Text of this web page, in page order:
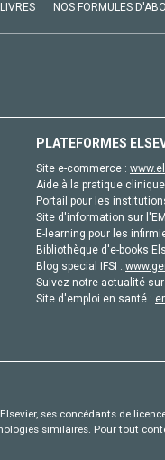
LIVRES NOS FORMULES
PLATEFORMES
Site e-commerce :
Aide à la pratique
Portail pour les
Site d'information sur
E-learning pour les
Bibliothèque d'e-books
Blog special IFSI :
Suivez notre actualité
Site d'emploi en santé :
ses concédants de
similaires. Pour tout